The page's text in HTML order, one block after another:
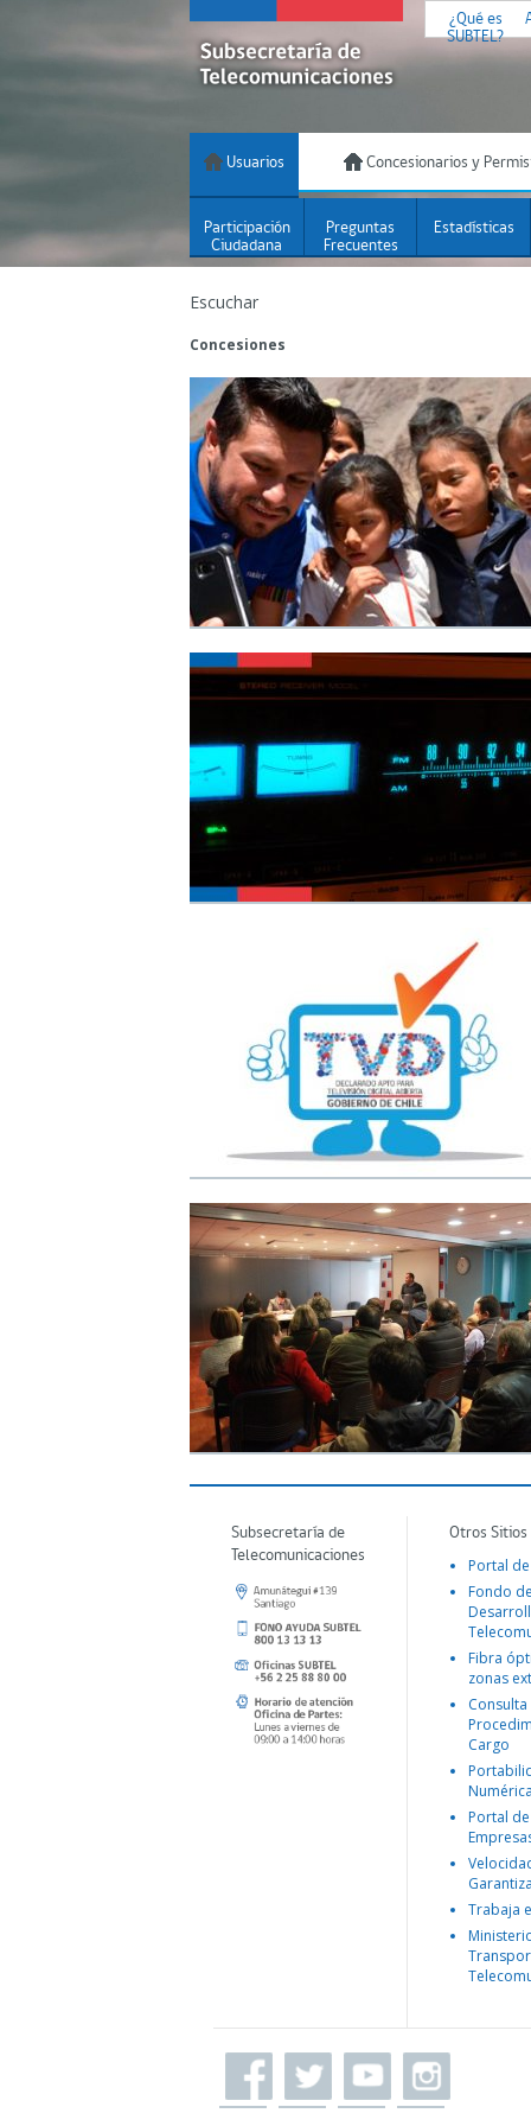
¿Qué es
SUBTEL?
Usuarios Concesionarios y
Participación
Ciudadana
Preguntas
Frecuentes
Estadísticas
Escuchar
Concesiones
Subsecretaría de
Telecomunicaciones
Otros
Portal
Fondo
Fibra
zonas
Consulta
Cargo
Portal
Trabaja